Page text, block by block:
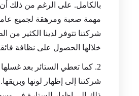
بالكامل. على الرغم من ذلك أن
مهمة صعبة ومرهقة لجميع
شركتنا تتوفر لدينا الكثير من
خلالها الحصول على نظافة
كما تعطي الستائر بعد
شركتنا إلى إظهار لونها